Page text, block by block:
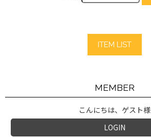
ITEM LIST
MEMBER
こんにちは、ゲスト様
LOGIN